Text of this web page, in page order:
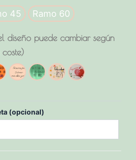
45 Ramo 60
diseño puede cambiar según
GraciasHistorias
PapisTe quiero
(opcional)